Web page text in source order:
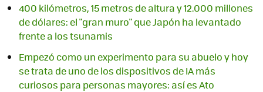
400 kilómetros, 15 metros de altura y 12.000 millones
de dólares: el "gran muro" que Japón ha levantado
frente a los tsunamis
Empezó como un experimento para su abuelo y hoy
se trata de uno de los dispositivos de IA más
curiosos para personas mayores: así es Ato